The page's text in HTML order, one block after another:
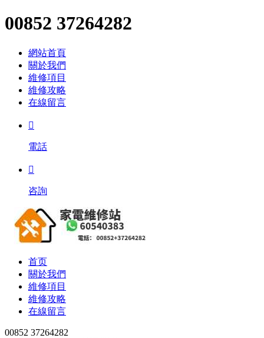
00852 37264282
網站首頁
關於我們
維修項目
維修攻略
在線留言

電話

咨詢
首页
關於我們
維修項目
維修攻略
在線留言
00852 37264282